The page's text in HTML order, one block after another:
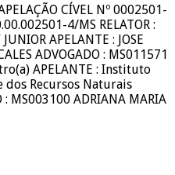
CÍVEL Nº 0002501-
4/MS RELATOR :
APELANTE : JOSE
ADVOGADO : MS011571
APELANTE : Instituto
Recursos Naturais
: MS003100 ADRIANA MARIA